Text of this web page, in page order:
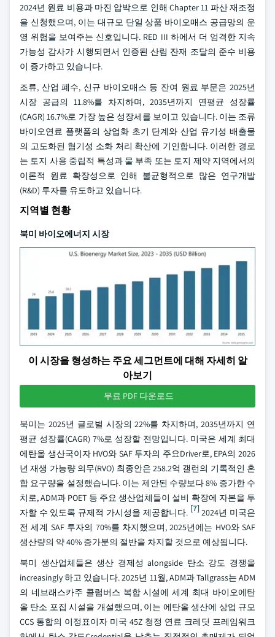
2024년 원료 비용과 마진 압박으로 인해 Chapter 11 파산 재조정
을 신청했으며, 이는 대규모 단일 상품 바이오매스 공급망의 운
영 위험을 보여주는 신호입니다. RED III 하에서 더 엄격한 지속
가능성 감사가 시행되면서 인증된 산림 잔재 조달의 준수 비용
이 증가하고 있습니다.
조류, 산업 폐수, 신규 바이오매스 등 잔여 원료 부문은 2025년
시장 공급의 11.8%를 차지하며, 2035년까지 연평균 성장률
(CAGR) 16.7%로 가장 높은 성장세를 보이고 있습니다. 이는 조류
바이오연료 플랫폼의 상업화 초기 단계와 산업 유기성 배출물
의 고도화된 혐기성 소화 처리 확산에 기인합니다. 이러한 경로
는 토지 사용 중립적 특성과 물 부족 또는 토지 제약 지역에서의
이론적 원료 확장성으로 인해 불균형적으로 많은 연구개발
(R&D) 투자를 유도하고 있습니다.
지역별 현황
북미 바이오에너지 시장
이 시장을 형성하는 주요 세그먼트에 대해 자세히 알
아보기
무료 PDF 다운로드
북미는 2025년 글로벌 시장의 22%를 차지하며, 2035년까지 연
평균 성장률(CAGR) 7%로 성장할 전망입니다. 미국은 세계 최대
에탄올 생산국이자 HVO와 SAF 투자의 주요Driver로, EPA의 2026
년 재생 가능량 의무(RVO) 최종안은 258.2억 갤런의 기록적인 혼
합 요구량을 설정했습니다. 이는 제안된 수량보다 8% 증가한 수
치로, ADM과 POET 등 주요 생산업체들이 설비 확장에 자본을 투
자할 수 있도록 규제적 가시성을 제공합니다. [7]2024년 미국은
전 세계 SAF 투자의 70%를 차지했으며, 2025년에는 HVO와 SAF
생산량의 약 40% 증가분의 절반을 차지할 것으로 예상됩니다.
북미 생산업체들은 생산 경제성 alongside 탄소 강도 경쟁을
increasingly 하고 있습니다. 2025년 11월, ADM과 Tallgrass는 ADM
의 네브래스카주 콜럼버스 복합 시설에 세계 최대 바이오에탄
올 탄소 포집 시설을 개설했으며, 이는 에탄올 생산에 상업 규모
CCS 통합의 이정표이자 미국 45Z 청정 연료 크레딧 프레임워크